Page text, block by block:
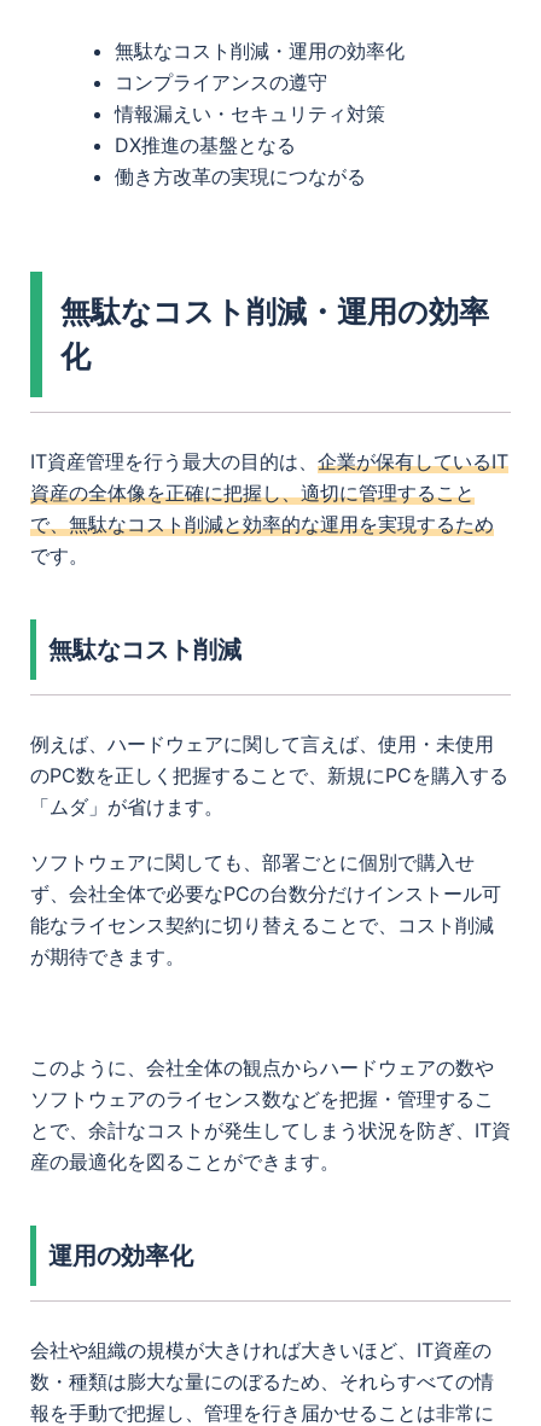
無駄なコスト削減・運用の効率化
コンプライアンスの遵守
情報漏えい・セキュリティ対策
DX推進の基盤となる
働き方改革の実現につながる
無駄なコスト削減・運用の効率
化
IT資産管理を行う最大の目的は、 企業が保有しているIT
資産の全体像を正確に把握し、適切に管理すること
で、無駄なコスト削減と効率的な運用を実現するため
です。
無駄なコスト削減
例えば、ハードウェアに関して言えば、使用・未使用
のPC数を正しく把握することで、新規にPCを購入する
「ムダ」が省けます。
ソフトウェアに関しても、部署ごとに個別で購入せ
ず、会社全体で必要なPCの台数分だけインストール可
能なライセンス契約に切り替えることで、コスト削減
が期待できます。
このように、会社全体の観点からハードウェアの数や
ソフトウェアのライセンス数などを把握・管理するこ
とで、余計なコストが発生してしまう状況を防ぎ、IT資
産の最適化を図ることができます。
運用の効率化
会社や組織の規模が大きければ大きいほど、IT資産の
数・種類は膨大な量にのぼるため、それらすべての情
報を手動で把握し、管理を行き届かせることは非常に